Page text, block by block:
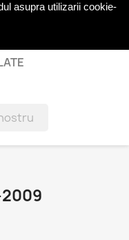
(0)
2009
asupra utilizarii cookie-